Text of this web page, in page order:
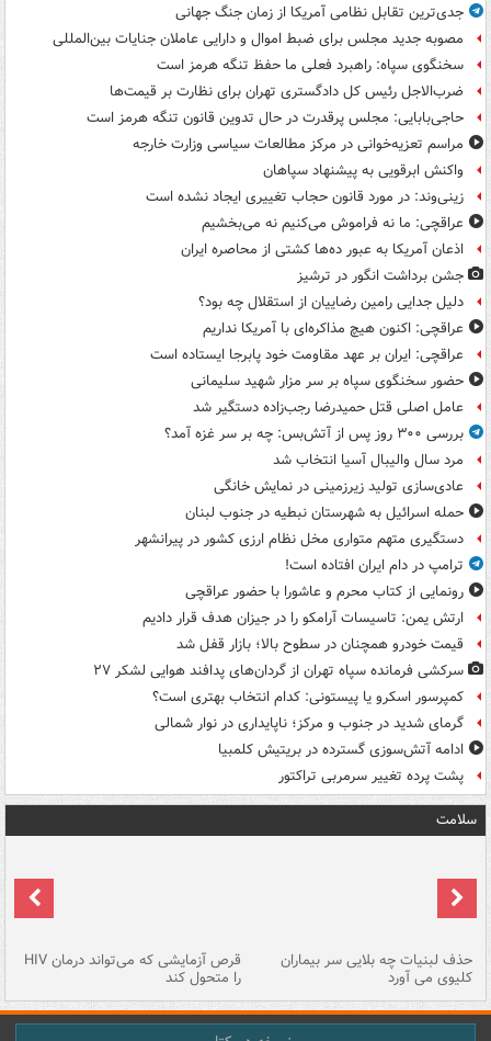
جدی‌ترین تقابل نظامی آمریکا از زمان جنگ جهانی
مصوبه جدید مجلس برای ضبط اموال و دارایی عاملان جنایات بین‌المللی
سخنگوی سپاه: راهبرد فعلی ما حفظ تنگه هرمز است
ضرب‌الاجل رئیس کل دادگستری تهران برای نظارت بر قیمت‌ها
حاجی‌بابایی: مجلس پرقدرت در حال تدوین قانون تنگه هرمز است
مراسم تعزیه‌خوانی در مرکز مطالعات سیاسی وزارت خارجه
واکنش ابرقویی به پیشنهاد سپاهان
زینی‌وند: در مورد قانون حجاب تغییری ایجاد نشده است
عراقچی: ما نه فراموش می‌کنیم نه می‌بخشیم
اذعان آمریکا به عبور ده‌ها کشتی از محاصره ایران
جشن برداشت انگور در ترشیز
دلیل جدایی رامین رضاییان از استقلال چه بود؟
عراقچی: اکنون هیچ مذاکره‌ای با آمریکا نداریم
عراقچی: ایران بر عهد مقاومت خود پابرجا ایستاده است
حضور سخنگوی سپاه بر سر مزار شهید سلیمانی
عامل اصلی قتل حمیدرضا رجب‌زاده دستگیر شد
بررسی ۳۰۰ روز پس از آتش‌بس: چه بر سر غزه آمد؟
مرد سال والیبال آسیا انتخاب شد
عادی‌سازی تولید زیرزمینی در نمایش خانگی
حمله اسرائیل به شهرستان نبطیه در جنوب لبنان
دستگیری متهم متواری مخل نظام ارزی کشور در پیرانشهر
ترامپ در دام ایران افتاده است!
رونمایی از کتاب محرم و عاشورا با حضور عراقچی
ارتش یمن: تاسیسات آرامکو را در جیزان هدف قرار دادیم
قیمت خودرو همچنان در سطوح بالا؛ بازار قفل شد
سرکشی فرمانده سپاه تهران از گردان‌های پدافند هوایی لشکر ۲۷
کمپرسور اسکرو یا پیستونی: کدام انتخاب بهتری است؟
گرمای شدید در جنوب و مرکز؛ ناپایداری در نوار شمالی
ادامه آتش‌سوزی گسترده در بریتیش کلمبیا
پشت پرده تغییر سرمربی تراکتور
سلامت
حذف لبنیات چه بلایی سر بیماران
کلیوی می آورد
قرص آزمایشی که می‌تواند درمان HIV
را متحول کند